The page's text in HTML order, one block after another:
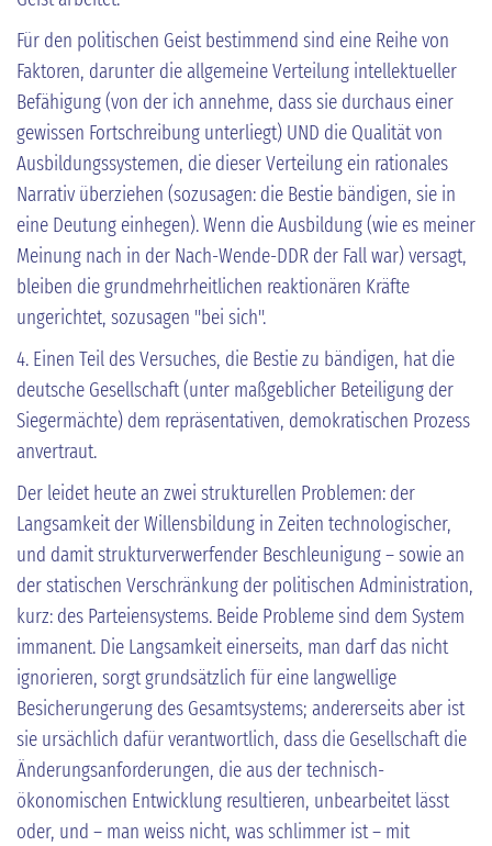
Für den politischen Geist bestimmend sind eine Reihe von
Faktoren, darunter die allgemeine Verteilung intellektueller
Befähigung (von der ich annehme, dass sie durchaus einer
gewissen Fortschreibung unterliegt) UND die Qualität von
Ausbildungssystemen, die dieser Verteilung ein rationales
Narrativ überziehen (sozusagen: die Bestie bändigen, sie in
eine Deutung einhegen). Wenn die Ausbildung (wie es meiner
Meinung nach in der Nach-Wende-DDR der Fall war) versagt,
bleiben die grundmehrheitlichen reaktionären Kräfte
ungerichtet, sozusagen "bei sich".
4. Einen Teil des Versuches, die Bestie zu bändigen, hat die
deutsche Gesellschaft (unter maßgeblicher Beteiligung der
Siegermächte) dem repräsentativen, demokratischen Prozess
anvertraut.
Der leidet heute an zwei strukturellen Problemen: der
Langsamkeit der Willensbildung in Zeiten technologischer,
und damit strukturverwerfender Beschleunigung – sowie an
der statischen Verschränkung der politischen Administration,
kurz: des Parteiensystems. Beide Probleme sind dem System
immanent. Die Langsamkeit einerseits, man darf das nicht
ignorieren, sorgt grundsätzlich für eine langwellige
Besicherungerung des Gesamtsystems; andererseits aber ist
sie ursächlich dafür verantwortlich, dass die Gesellschaft die
Änderungsanforderungen, die aus der technisch-
ökonomischen Entwicklung resultieren, unbearbeitet lässt
oder, und – man weiss nicht, was schlimmer ist – mit